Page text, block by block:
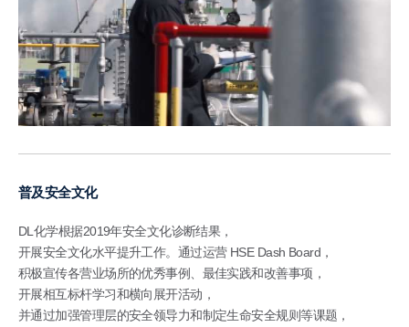
普及安全文化
DL化学根据2019年安全文化诊断结果，
开展安全文化水平提升工作。通过运营 HSE Dash Board，
积极宣传各营业场所的优秀事例、最佳实践和改善事项，
开展相互标杆学习和横向展开活动，
并通过加强管理层的安全领导力和制定生命安全规则等课题，